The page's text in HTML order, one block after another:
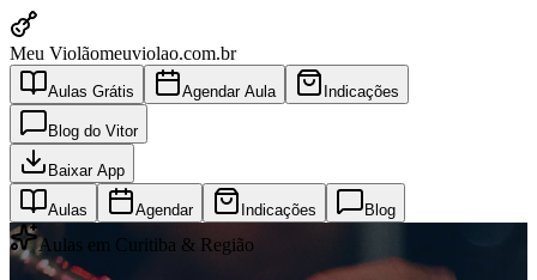
Meu Violãomeuviolao.com.br
Aulas Grátis Agendar Aula Indicações
Blog do Vitor
Baixar App
Aulas Agendar Indicações Blog
Aulas em Curitiba & Região